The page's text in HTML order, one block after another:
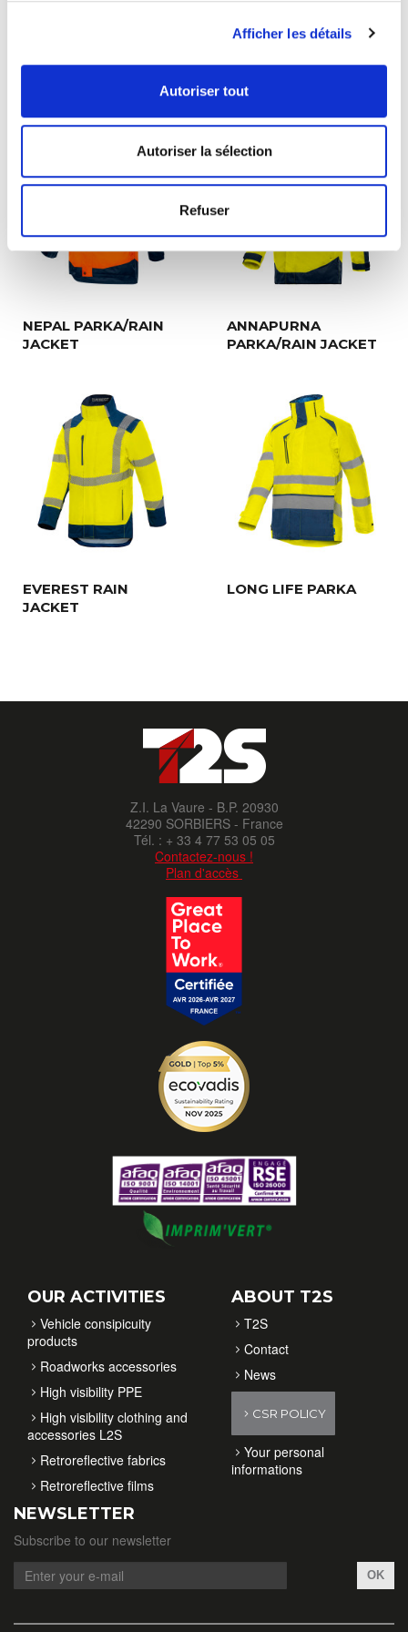
Afficher les détails
Autoriser tout
Autoriser la sélection
Refuser
20471 + A1).
S to 3XL. Other size, on demand.
yellow/navy or orange/navy.
NEPAL PARKA/RAIN
JACKET
ANNAPURNA
PARKA/RAIN JACKET
EVEREST RAIN
JACKET
LONG LIFE PARKA
Z.I. La Vaure - B.P. 20930
42290 SORBIERS - France
Tél. : + 33 4 77 53 05 05
Contactez-nous !
Plan d'accès
OUR ACTIVITIES
Vehicle consipicuity
products
Roadworks accessories
High visibility PPE
High visibility clothing and
accessories L2S
Retroreflective fabrics
Retroreflective films
ABOUT T2S
T2S
Contact
News
CSR POLICY
Your personal
informations
NEWSLETTER
Subscribe to our newsletter
OK